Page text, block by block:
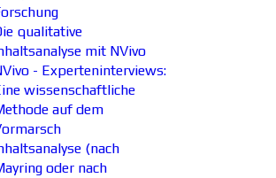
qualitative
mit NVivo
- Experteninterviews:
wissenschaftliche
auf dem
(nach
oder nach